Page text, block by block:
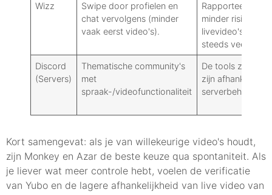
Wizz
Swipe door profielen en
chat vervolgens (minder
vaak eerst video's).
Rapporteer-/
minder risico's
livevideo's, maar
steeds veel
Discord
(Servers)
Thematische community's
met
spraak-/videofunctionaliteit
De tools zijn
zijn afhankelijk
Kort samengevat: als je van willekeurige video's houdt,
zijn Monkey en Azar de beste keuze qua spontaniteit. Als
je liever wat meer controle hebt, voelen de verificatie
van Yubo en de lagere afhankelijkheid van live video van